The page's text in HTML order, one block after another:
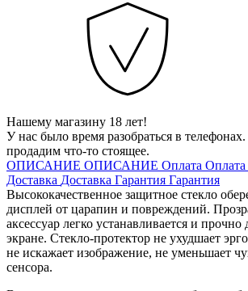
Нашему магазину 18 лет!
У нас было время разобраться в телефонах.
продадим что-то стоящее.
ОПИСАНИЕ ОПИСАНИЕ Оплата Оплата
Доставка Доставка Гарантия Гарантия
Высококачественное защитное стекло
дисплей от царапин и повреждений.
аксессуар легко устанавливается и прочно
экране. Стекло-протектор не ухудшает
не искажает изображение, не уменьшает
сенсора.